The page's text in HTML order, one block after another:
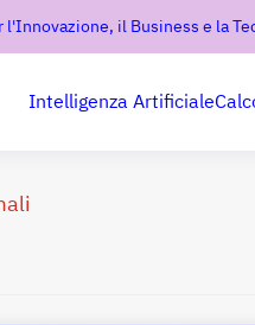
l'Innovazione, il Business e la
Intelligenza Artificiale